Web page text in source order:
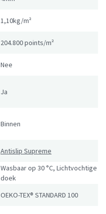
1,10kg/m²
204.800 points/m²
Nee
Ja
Binnen
Antislip Supreme
Wasbaar op 30 °C, Lichtvochtige
doek
OEKO-TEX® STANDARD 100